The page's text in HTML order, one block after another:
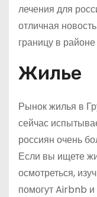
лечения для
отличная
границу в
Жилье
Рынок жилья в
сейчас
россиян очень
Если вы ищете
осмотреться,
помогут Airbnb